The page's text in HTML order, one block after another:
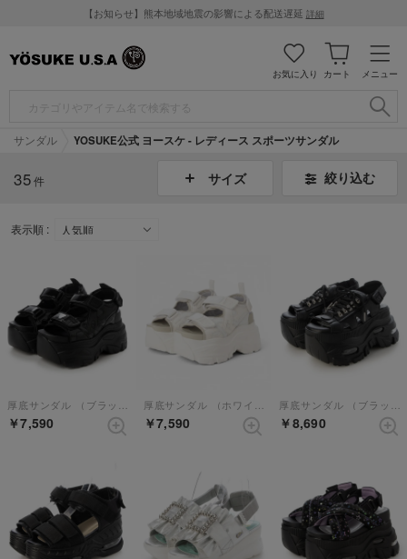
【お知らせ】熊本地域地震の影響による配送遅延 詳細
メニュー
カート
お気に入り
サンダル YOSUKE公式 ヨースケ - レディース スポーツサンダル
35件 サイズ 絞り込む
表示順 :
￥7,590 ￥7,590 ￥8,690